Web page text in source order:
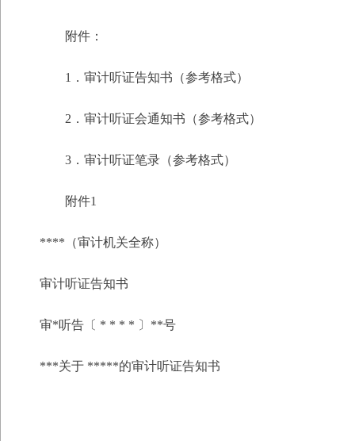
附件：
1．审计听证告知书（参考格式）
2．审计听证会通知书（参考格式）
3．审计听证笔录（参考格式）
附件1
****（审计机关全称）
审计听证告知书
审*听告〔 * * * * 〕**号
***关于 *****的审计听证告知书